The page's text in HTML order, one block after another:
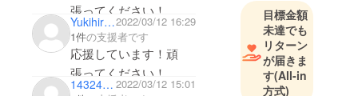
張ってください！
YukihiroFukasawa2022/03/12 16:29
1件の支援者です
応援しています！頑
張ってください！
14324134Snsd 2022/03/12 15:01
います。今
回4月にオー
プンする
BLISSFUL
GARDENを
目標金額
未達でも
リターン
が届きま
す(All-in
方式)